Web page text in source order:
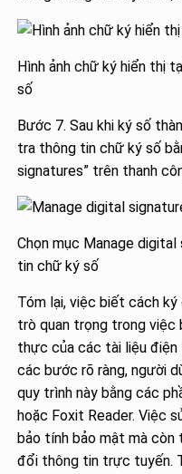
Hình ảnh chữ ký hiển thị
số
Bước 7. Sau khi ký số
tra thông tin chữ ký số
signatures” trên thanh
Chọn mục Manage
tin chữ ký số
‍Tóm lại, việc biết cách
trò quan trọng trong việc
thực của các tài liệu
các bước rõ ràng, người
quy trình này bằng các
hoặc Foxit Reader. Việc
bảo tính bảo mật mà
đổi thông tin trực tuyến.